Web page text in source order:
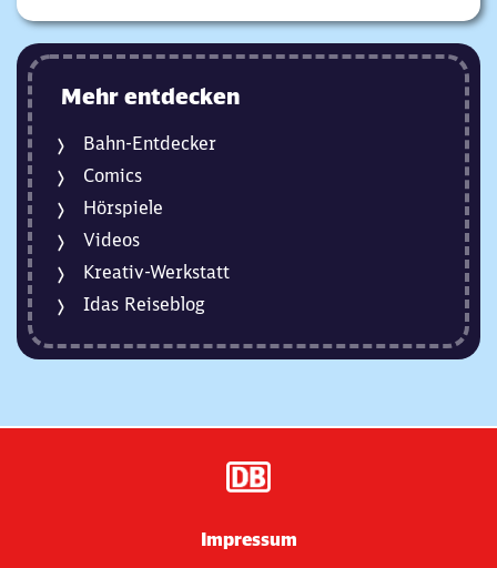
Mehr entdecken
Bahn-Entdecker
Comics
Hörspiele
Videos
Kreativ-Werkstatt
Idas Reiseblog
Impressum